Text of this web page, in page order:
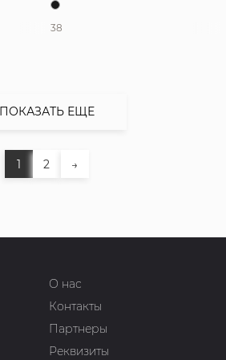
38
ПОКАЗАТЬ ЕЩЕ
1 2 →
О нас
Контакты
Партнеры
Реквизиты